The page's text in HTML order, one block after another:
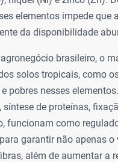
elementos impede
da disponibilidade
brasileiro, o
solos tropicais, como
pobres nesses
síntese de proteínas,
funcionam como
garantir não apenas
além de aumentar a